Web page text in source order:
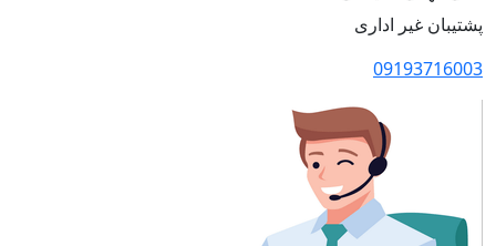
پشتیبان غیر اداری
09193716003